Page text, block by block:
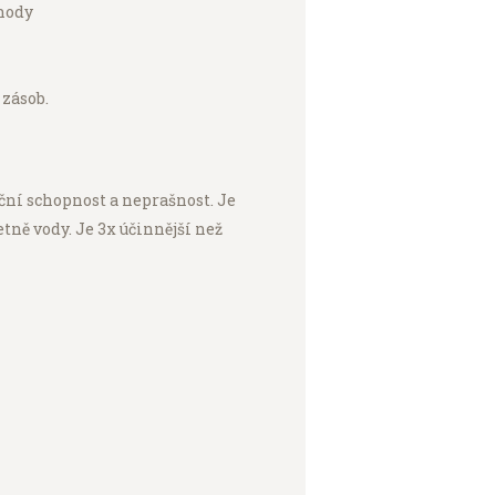
schopnost a neprašnost. Je
vody. Je 3x účinnější než